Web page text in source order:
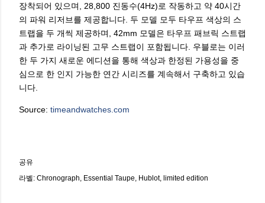
장착되어 있으며, 28,800 진동수(4Hz)로 작동하고 약 40시간
의 파워 리저브를 제공합니다. 두 모델 모두 타우프 색상의 스
트랩을 두 개씩 제공하며, 42mm 모델은 타우프 패브릭 스트랩
과 추가로 라이닝된 고무 스트랩이 포함됩니다. 우블로는 이러
한 두 가지 새로운 에디션을 통해 색상과 한정된 가용성을 중
심으로 한 인지 가능한 연간 시리즈를 계속해서 구축하고 있습
니다.
Source: timeandwatches.com
공유
라벨: Chronograph Essential Taupe Hublot limited edition